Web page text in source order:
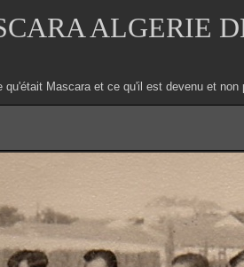
ALGERIE
Mascara et ce qu'il est devenu et